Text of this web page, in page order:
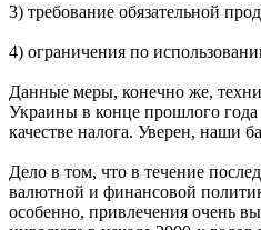
3) требование обязательной
4) ограничения по
Данные меры, конечно же,
Украины в конце прошлого
качестве налога. Уверен, наши
Дело в том, что в течение
валютной и финансовой
особенно, привлечения очень